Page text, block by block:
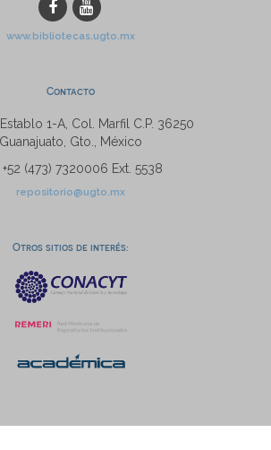
www.bibliotecas.ugto.mx
Contacto
1-A, Col. Marfil C.P. 36250
Guanajuato, Gto., México
+52 (473) 7320006 Ext. 5538
repositorio@ugto.mx
Otros sitios de interés: